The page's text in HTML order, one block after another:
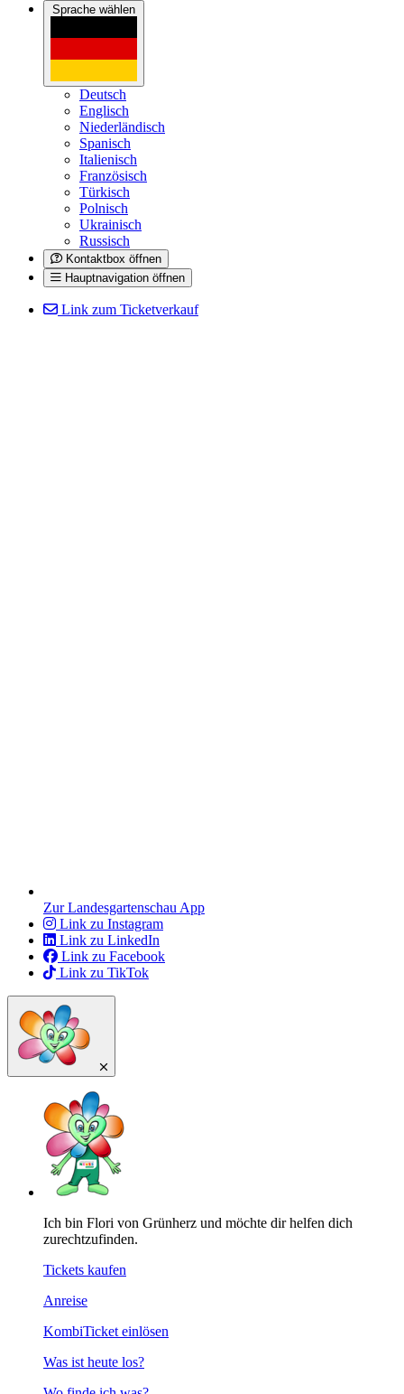
Sprache wählen
Deutsch
Englisch
Niederländisch
Spanisch
Italienisch
Französisch
Türkisch
Polnisch
Ukrainisch
Russisch
Kontaktbox öffnen
Hauptnavigation öffnen
Link zum Ticketverkauf
Zur Landesgartenschau App
Link zu Instagram
Link zu LinkedIn
Link zu Facebook
Link zu TikTok
Ich bin Flori von Grünherz und möchte dir helfen dich
zurechtzufinden.
Tickets kaufen
Anreise
KombiTicket einlösen
Was ist heute los?